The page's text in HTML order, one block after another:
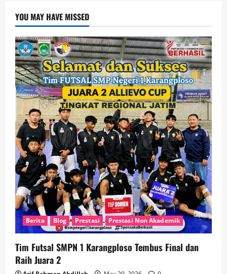
YOU MAY HAVE MISSED
Berita Blog Prestasi Prestasi Non Akademik
Tim Futsal SMPN 1 Karangploso Tembus Final dan
Raih Juara 2